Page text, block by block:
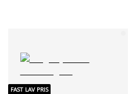
FAST LAV PRIS